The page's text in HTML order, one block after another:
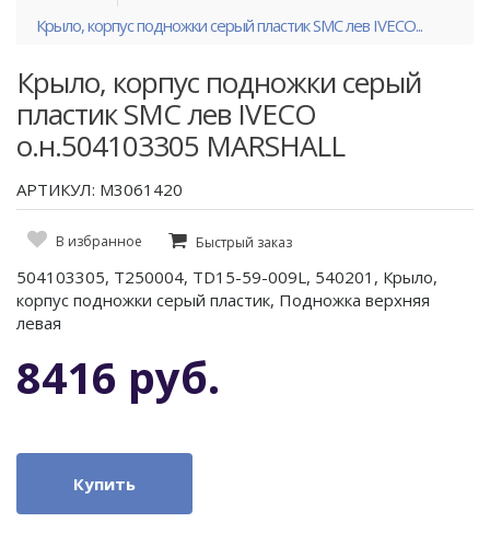
Крыло, корпус подножки серый пластик SMC лев IVECO...
Крыло, корпус подножки серый
пластик SMC лев IVECO
о.н.504103305 MARSHALL
АРТИКУЛ: M3061420
В избранное Быстрый заказ
504103305, T250004, TD15-59-009L, 540201, Крыло,
корпус подножки серый пластик, Подножка верхняя
левая
8416 руб.
Купить